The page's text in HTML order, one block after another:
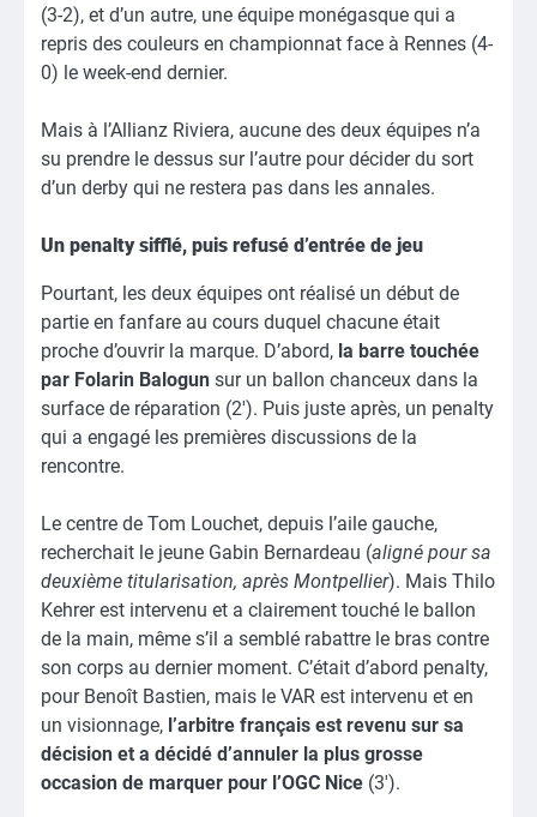
(3-2), et d’un autre, une équipe monégasque qui a
repris des couleurs en championnat face à Rennes (4-
0) le week-end dernier.
Mais à l’Allianz Riviera, aucune des deux équipes n’a
su prendre le dessus sur l’autre pour décider du sort
d’un derby qui ne restera pas dans les annales.
Un penalty sifflé, puis refusé d’entrée de jeu
Pourtant, les deux équipes ont réalisé un début de
partie en fanfare au cours duquel chacune était
proche d’ouvrir la marque. D’abord, la barre touchée
par Folarin Balogun sur un ballon chanceux dans la
surface de réparation (2′). Puis juste après, un penalty
qui a engagé les premières discussions de la
rencontre.
Le centre de Tom Louchet, depuis l’aile gauche,
recherchait le jeune Gabin Bernardeau (aligné pour sa
deuxième titularisation, après Montpellier). Mais Thilo
Kehrer est intervenu et a clairement touché le ballon
de la main, même s’il a semblé rabattre le bras contre
son corps au dernier moment. C’était d’abord penalty,
pour Benoît Bastien, mais le VAR est intervenu et en
un visionnage, l’arbitre français est revenu sur sa
décision et a décidé d’annuler la plus grosse
occasion de marquer pour l’OGC Nice (3′).